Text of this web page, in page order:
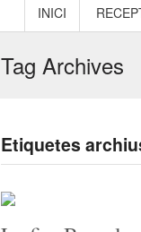
INICI
Tag Archives
Etiquetes